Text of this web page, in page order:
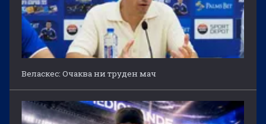
Веласкес: Очаква ни труден мач